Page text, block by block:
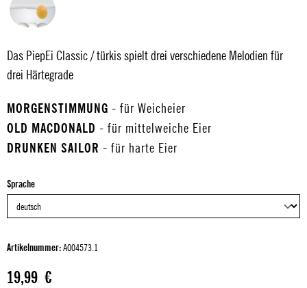
Das PiepEi Classic / türkis spielt drei verschiedene Melodien für
drei Härtegrade
MORGENSTIMMUNG - für Weicheier
OLD MACDONALD - für mittelweiche Eier
DRUNKEN SAILOR - für harte Eier
Spracheauswählen
Artikelnummer:A004573.1
Regulärer Preis:
19,99 €